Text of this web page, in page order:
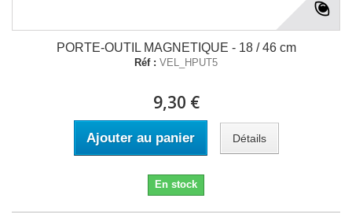
PORTE-OUTIL MAGNETIQUE - 18 / 46 cm
Réf : VEL_HPUT5
9,30 €
Ajouter au panier Détails
En stock